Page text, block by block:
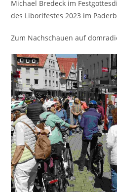
Michael Bredeck im
des Liborifestes 2023 im
Zum Nachschauen auf